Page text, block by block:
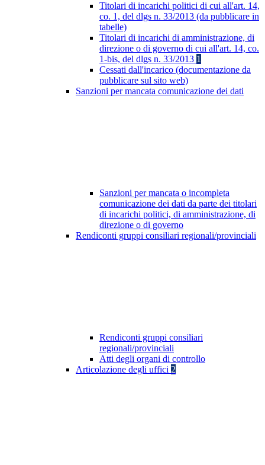
Titolari di incarichi politici di cui all'art. 14,
co. 1, del dlgs n. 33/2013 (da pubblicare in
tabelle)
Titolari di incarichi di amministrazione, di
direzione o di governo di cui all'art. 14, co.
1-bis, del dlgs n. 33/2013 1
Cessati dall'incarico (documentazione da
pubblicare sul sito web)
Sanzioni per mancata comunicazione dei dati
Sanzioni per mancata o incompleta
comunicazione dei dati da parte dei titolari
di incarichi politici, di amministrazione, di
direzione o di governo
Rendiconti gruppi consiliari regionali/provinciali
Rendiconti gruppi consiliari
regionali/provinciali
Atti degli organi di controllo
Articolazione degli uffici 2